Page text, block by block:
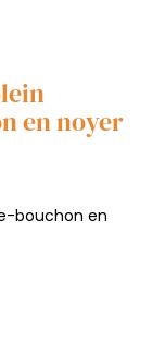
en noyer
bouchon en